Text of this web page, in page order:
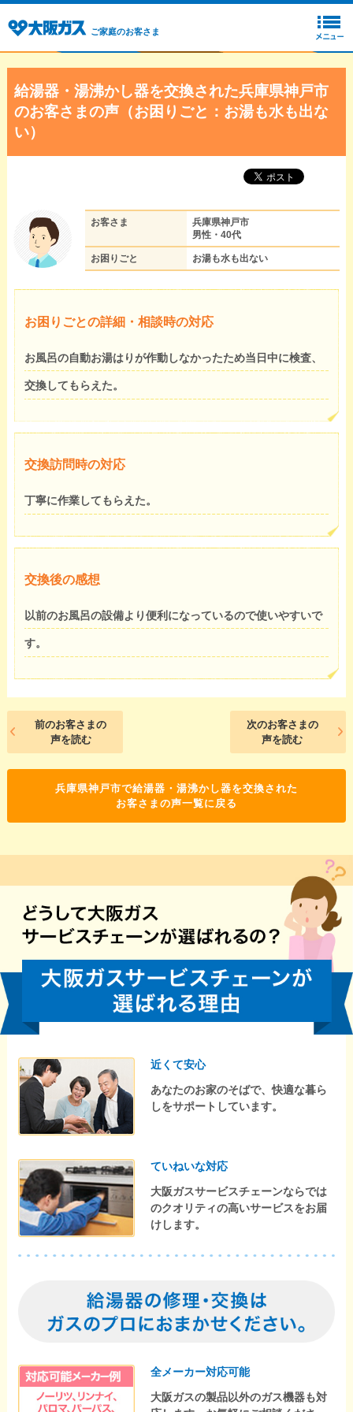
ご家庭のお客さま
給湯器・湯沸かし器を交換された兵庫県神戸市
のお客さまの声（お困りごと：お湯も水も出な
い）
お客さま
兵庫県神戸市
男性・40代
お困りごと お湯も水も出ない
お困りごとの詳細・相談時の対応
お風呂の自動お湯はりが作動しなかったため当日中に検査、
交換してもらえた。
交換訪問時の対応
丁寧に作業してもらえた。
交換後の感想
以前のお風呂の設備より便利になっているので使いやすいで
す。
前のお客さまの
声を読む
次のお客さまの
声を読む
兵庫県神戸市で給湯器・湯沸かし器を交換された
お客さまの声一覧に戻る
近くて安心
あなたのお家のそばで、快適な暮ら
しをサポートしています。
ていねいな対応
大阪ガスサービスチェーンならでは
のクオリティの高いサービスをお届
けします。
全メーカー対応可能
大阪ガスの製品以外のガス機器も対